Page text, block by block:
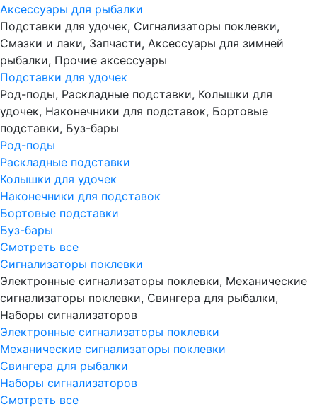
Аксессуары для рыбалки
Подставки для удочек, Сигнализаторы поклевки,
Смазки и лаки, Запчасти, Аксессуары для зимней
рыбалки, Прочие аксессуары
Подставки для удочек
Род-поды, Раскладные подставки, Колышки для
удочек, Наконечники для подставок, Бортовые
подставки, Буз-бары
Род-поды
Раскладные подставки
Колышки для удочек
Наконечники для подставок
Бортовые подставки
Буз-бары
Смотреть все
Сигнализаторы поклевки
Электронные сигнализаторы поклевки, Механические
сигнализаторы поклевки, Свингера для рыбалки,
Наборы сигнализаторов
Электронные сигнализаторы поклевки
Механические сигнализаторы поклевки
Свингера для рыбалки
Наборы сигнализаторов
Смотреть все